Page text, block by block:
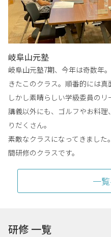
岐阜山元塾
岐阜山元塾7期、今年は奇数年
きたこのクラス。順番的には真
しかし素晴らしい学級委員のリ
講義以外にも、ゴルフやお料
りだくさん。
素敵なクラスになってきました
間研修のクラスです。
一
研修 一覧